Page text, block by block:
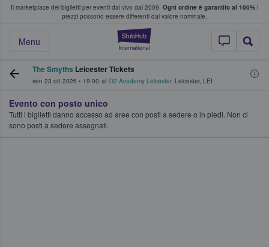
Il marketplace dei biglietti per eventi dal vivo dal 2009. Ogni ordine è garantito al 100%I
prezzi possono essere differenti dal valore nominale.
StubHub - Dove
Menu
fan comprano e vendono biglietti
The Smyths Leicester Tickets
ven 23 ott 2026 • 19:00 at O2 Academy Leicester, Leicester, LEI
Evento con posto unico
Tutti i biglietti danno accesso ad aree con posti a sedere o in piedi. Non ci
sono posti a sedere assegnati.